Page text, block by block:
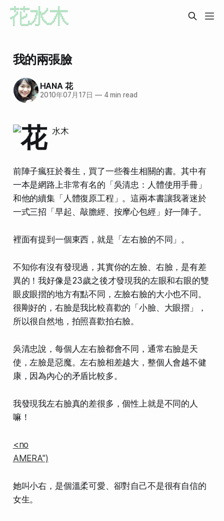
我的兩張臉
HANA 花
2010年07月17日 —4 min read
前陣子瘋狂於養生，買了一些養生相關的書。其中有
一本是網路上非常有名的「吳清忠：人體使用手冊」
和他的續集「人體復原工程」。這兩本書讓我著迷於
一式三招「早起、敲膽經、按摩心包經」好一陣子。
裡面有提到一個東西，就是「左右臉的不同」。
不知你有沒有發現過，其實你的左臉、右臉，是有差
異的！我好像是23歲之後才發現我的左眼和右眼的雙
眼皮眼摺的地方有點不同，左臉右臉的大小也不同。
很剛好的，右臉是我比較喜歡的「小臉、大眼摺」，
所以很自然地，拍照喜歡拍右臉。
吳清忠說，每個人左右臉都會不同，通常右臉是天
使，左臉是惡魔。左右臉相差越大，整個人會越不健
康，因為內心的矛盾比較多。
我發現我左右臉真的差很多，個性上就是不同的人
嘛！
<no
AMERA")
她叫小右，是個溫柔可愛、卻對自己不是很有自信的
女生。